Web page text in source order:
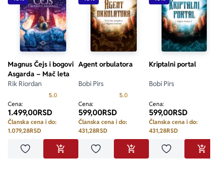
Magnus Čejs i bogovi
Asgarda – Mač leta
Rik Riordan
5.0 Prosecna ocena je 5.0 od 5
Cena:
1.499,00RSD
Članska cena i do:
1.079,28RSD
Dodaj u omiljeneDODAJ U KORPU
Agent orbulatora
Bobi Pirs
5.0
Cena:
599,00RSD
Članska cena i do:
431,28RSD
Dodaj u omiljeneDODAJ U KORPU
Kriptalni portal
Bobi Pirs
Cena:
599,00RSD
Članska cena i do:
431,28RSD
Dodaj u